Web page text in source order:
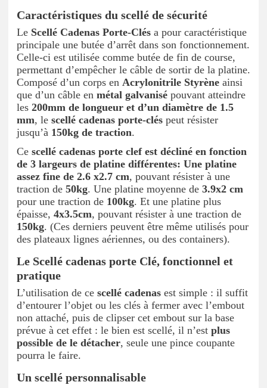
Caractéristiques du scellé de sécurité
Le Scellé Cadenas Porte-Clés a pour caractéristique
principale une butée d’arrêt dans son fonctionnement.
Celle-ci est utilisée comme butée de fin de course,
permettant d’empêcher le câble de sortir de la platine.
Composé d’un corps en Acrylonitrile Styrène ainsi
que d’un câble en métal galvanisé pouvant atteindre
les 200mm de longueur et d’un diamètre de 1.5
mm, le scellé cadenas porte-clés peut résister
jusqu’à 150kg de traction.
Ce scellé cadenas porte clef est décliné en fonction
de 3 largeurs de platine différentes: Une platine
assez fine de 2.6 x2.7 cm, pouvant résister à une
traction de 50kg. Une platine moyenne de 3.9x2 cm
pour une traction de 100kg. Et une platine plus
épaisse, 4x3.5cm, pouvant résister à une traction de
150kg. (Ces derniers peuvent être même utilisés pour
des plateaux lignes aériennes, ou des containers).
Le Scellé cadenas porte Clé, fonctionnel et
pratique
L’utilisation de ce scellé cadenas est simple : il suffit
d’entourer l’objet ou les clés à fermer avec l’embout
non attaché, puis de clipser cet embout sur la base
prévue à cet effet : le bien est scellé, il n’est plus
possible de le détacher, seule une pince coupante
pourra le faire.
Un scellé personnalisable